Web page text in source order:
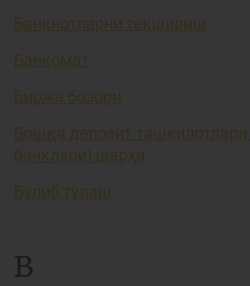
Банкнотларни текшириш
Банкомат
Биржа бозори
Бошқа депозит
банклари) шарҳи
Бўлиб тўлаш
В